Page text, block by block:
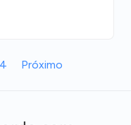
4 Próximo